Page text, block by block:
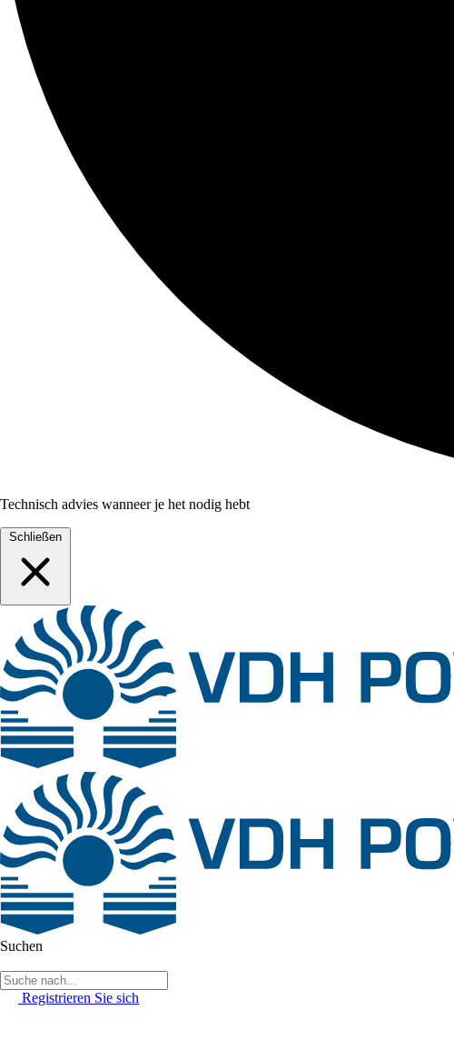
Technisch advies wanneer je het nodig hebt
Schließen
Suchen
Registrieren Sie sich